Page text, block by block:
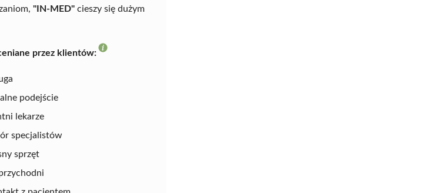
"IN-MED" cieszy się dużym
przez klientów:
podejście
lekarze
specjalistów
sprzęt